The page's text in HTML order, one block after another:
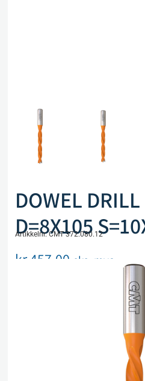
DOWEL
D=8X105
Artikkelnr. CMT 372.080.12
kr457,00 eks. mva
Legg
Legg i